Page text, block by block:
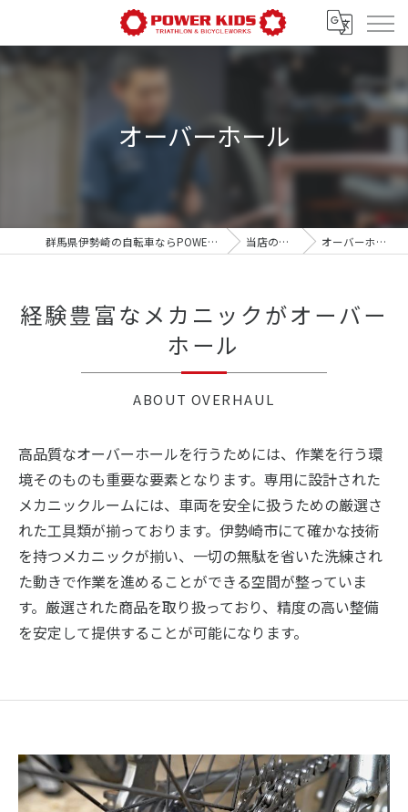
オーバーホール
群馬県伊勢崎の自転車ならPOWER-KIDS 当店の特徴 オーバーホール
経験豊富なメカニックがオーバー
ホール
ABOUT OVERHAUL
高品質なオーバーホールを行うためには、作業を行う環
境そのものも重要な要素となります。専用に設計された
メカニックルームには、車両を安全に扱うための厳選さ
れた工具類が揃っております。伊勢崎市にて確かな技術
を持つメカニックが揃い、一切の無駄を省いた洗練され
た動きで作業を進めることができる空間が整っていま
す。厳選された商品を取り扱っており、精度の高い整備
を安定して提供することが可能になります。